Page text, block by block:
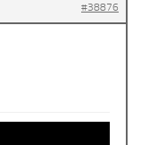
#38876